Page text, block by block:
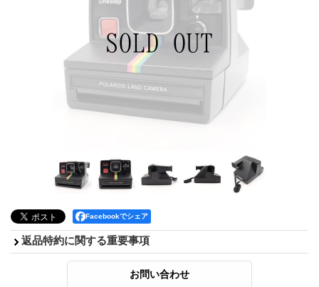
Facebookでシェア
返品特約に関する重要事項